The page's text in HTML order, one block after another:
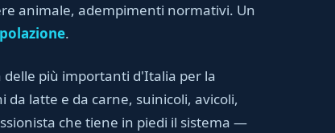
animale, adempimenti normativi. Un
.
delle più importanti d'Italia per la
latte e da carne, suinicoli, avicoli,
che tiene in piedi il sistema —